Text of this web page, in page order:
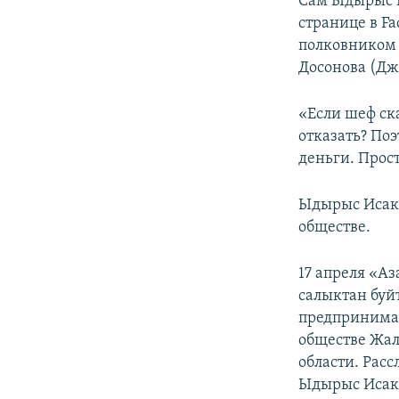
странице в
полковником
Досонова
«Если шеф
отказать?
деньги.
Ыдырыс
обществе.
17 апреля
салыктан
обществе
области.
Ыдырыс